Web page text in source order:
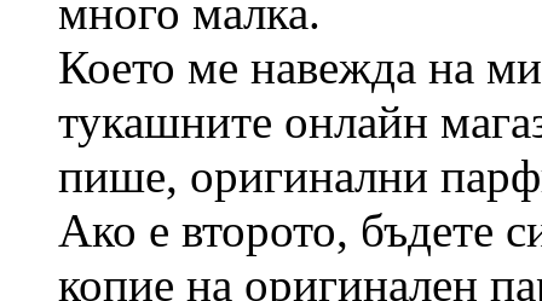
много малка.
Което ме навежда на
тукашните онлайн
пише, оригинални
Ако е второто, бъдете
копие на оригинален